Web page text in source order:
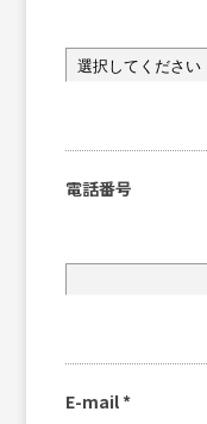
電話番号
E-mail *